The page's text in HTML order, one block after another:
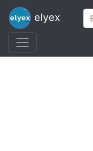
elyex